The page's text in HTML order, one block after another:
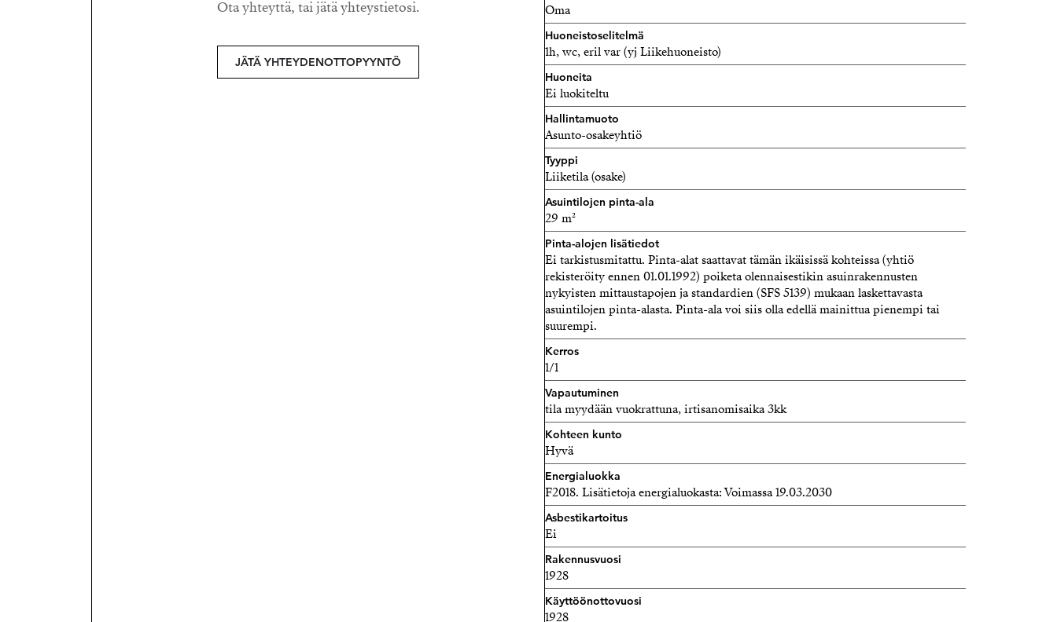
Ota yhteyttä, tai jätä yhteystietosi.
JÄTÄ YHTEYDENOTTOPYYNTÖ
Strand Properties Oy
050 542 3414 – erika@strand.fi
Oma
Huoneistoselitelmä
1h, wc, eril var (yj Liikehuoneisto)
Huoneita
Ei luokiteltu
Hallintamuoto
Asunto-osakeyhtiö
Tyyppi
Liiketila (osake)
Asuintilojen pinta-ala
29 m²
Pinta-alojen lisätiedot
Ei tarkistusmitattu. Pinta-alat saattavat tämän ikäisissä kohteissa (yhtiö
rekisteröity ennen 01.01.1992) poiketa olennaisestikin asuinrakennusten
nykyisten mittaustapojen ja standardien (SFS 5139) mukaan laskettavasta
asuintilojen pinta-alasta. Pinta-ala voi siis olla edellä mainittua pienempi tai
suurempi.
Kerros
1/1
Vapautuminen
tila myydään vuokrattuna, irtisanomisaika 3kk
Kohteen kunto
Hyvä
Energialuokka
F2018. Lisätietoja energialuokasta: Voimassa 19.03.2030
Asbestikartoitus
Ei
Rakennusvuosi
1928
Käyttöönottovuosi
1928